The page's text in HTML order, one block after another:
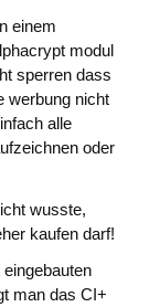
einem
modul
sperren dass
werbung nicht
alle
oder
wusste,
kaufen darf!
man das CI+